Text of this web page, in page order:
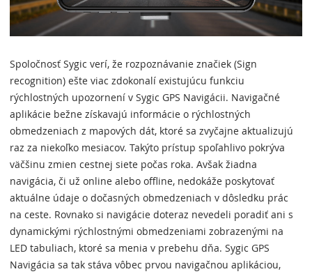
Spoločnosť Sygic verí, že rozpoznávanie značiek (Sign
recognition) ešte viac zdokonalí existujúcu funkciu
rýchlostných upozornení v Sygic GPS Navigácii. Navigačné
aplikácie bežne získavajú informácie o rýchlostných
obmedzeniach z mapových dát, ktoré sa zvyčajne aktualizujú
raz za niekoľko mesiacov. Takýto prístup spoľahlivo pokrýva
väčšinu zmien cestnej siete počas roka. Avšak žiadna
navigácia, či už online alebo offline, nedokáže poskytovať
aktuálne údaje o dočasných obmedzeniach v dôsledku prác
na ceste. Rovnako si navigácie doteraz nevedeli poradiť ani s
dynamickými rýchlostnými obmedzeniami zobrazenými na
LED tabuliach, ktoré sa menia v prebehu dňa. Sygic GPS
Navigácia sa tak stáva vôbec prvou navigačnou aplikáciou,